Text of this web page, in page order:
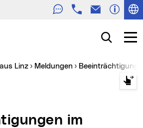
TelefonE-Mail
Suche
aus Linz Meldungen